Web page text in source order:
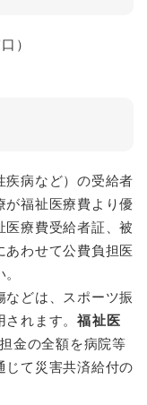
）
疾病など）の受給者
が福祉医療費より優
医療費受給者証、被
あわせて公費負担医
などは、スポーツ振
れます。 福祉医
担金の全額を病院等
じて災害共済給付の